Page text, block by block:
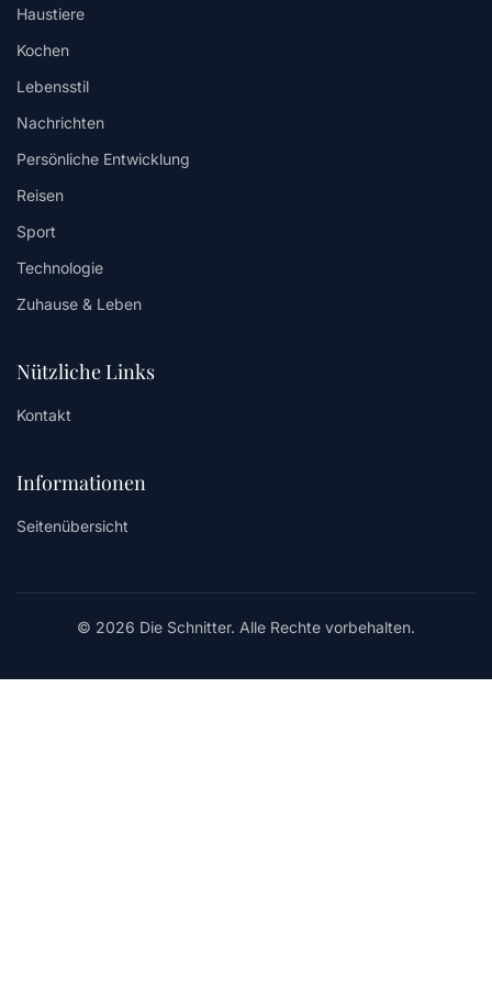
Haustiere
Kochen
Lebensstil
Nachrichten
Persönliche Entwicklung
Reisen
Sport
Technologie
Zuhause & Leben
Nützliche Links
Kontakt
Informationen
Seitenübersicht
© 2026 Die Schnitter. Alle Rechte vorbehalten.